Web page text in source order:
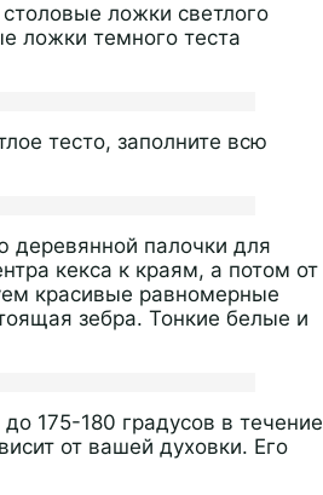
ложки светлого
ложки темного теста
тесто, заполните всю
деревянной палочки для
кекса к краям, а потом от
красивые равномерные
зебра. Тонкие белые и
175-180 градусов в течение
от вашей духовки. Его